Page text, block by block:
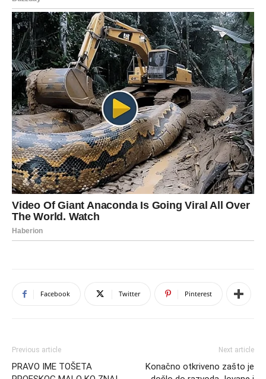
Facebook Twitter Pinterest
Previous article
PRAVO IME TOŠETA
Next article
Konačno otkriveno zašto je